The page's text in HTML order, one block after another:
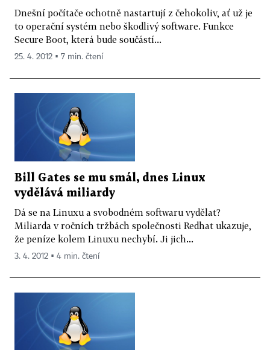
Dnešní počítače ochotně nastartují z čehokoliv, ať už je
to operační systém nebo škodlivý software. Funkce
Secure Boot, která bude součástí...
25. 4. 2012 ▪ 7 min. čtení
Bill Gates se mu smál, dnes Linux
vydělává miliardy
Dá se na Linuxu a svobodném softwaru vydělat?
Miliarda v ročních tržbách společnosti Redhat ukazuje,
že peníze kolem Linuxu nechybí. Ji jich...
3. 4. 2012 ▪ 4 min. čtení